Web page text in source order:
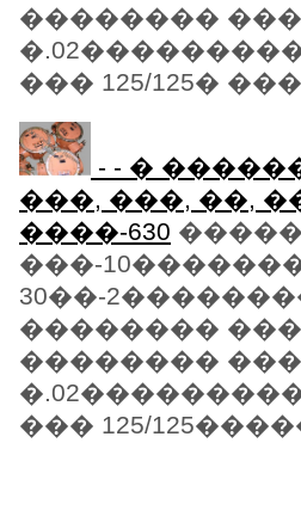
��������
�.02���������
��� 125/125�
- - �
���, ���, ��,
����-630
���-
30��-
��������
��������
�.02���������
��� 125/